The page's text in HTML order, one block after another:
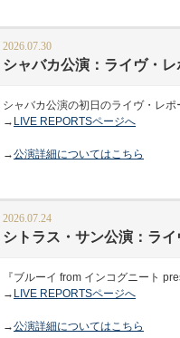
2026.07.30
シャバカ公演：ライヴ・
シャバカ公演の初日のライヴ・レ
→ LIVE REPORTSページへ
→公演詳細についてはこちら
2026.07.24
シトラス・サン公演：ラ
『ブルーイ from インコグニート
→ LIVE REPORTSページへ
→公演詳細についてはこちら